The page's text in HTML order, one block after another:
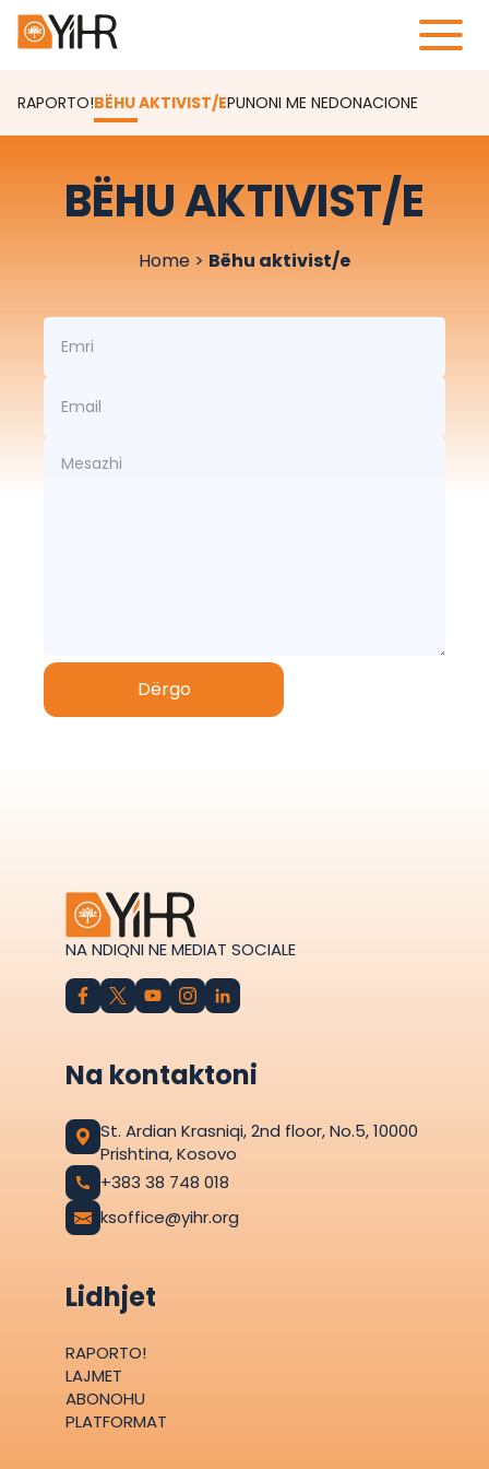
RAPORTO!BËHU AKTIVIST/EPUNONI ME NEDONACIONE
BËHU AKTIVIST/E
Home > Bëhu aktivist/e
NA NDIQNI NE MEDIAT SOCIALE
Na kontaktoni
St. Ardian Krasniqi, 2nd floor, No.5, 10000
Prishtina, Kosovo
+383 38 748 018
ksoffice@yihr.org
Lidhjet
RAPORTO!
LAJMET
ABONOHU
PLATFORMAT